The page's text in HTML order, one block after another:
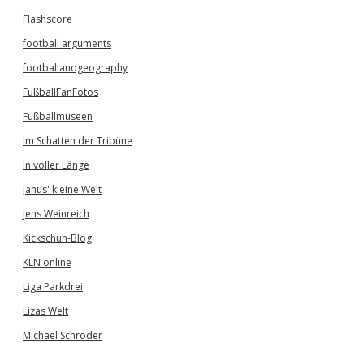
Flashscore
football arguments
footballandgeography
FußballFanFotos
Fußballmuseen
Im Schatten der Tribüne
In voller Länge
Janus' kleine Welt
Jens Weinreich
Kickschuh-Blog
KLN online
Liga Parkdrei
Lizas Welt
Michael Schröder